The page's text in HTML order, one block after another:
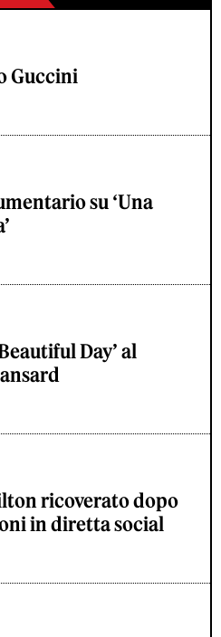
Guccini
su ‘Una
Day’ al
ricoverato dopo
in diretta social